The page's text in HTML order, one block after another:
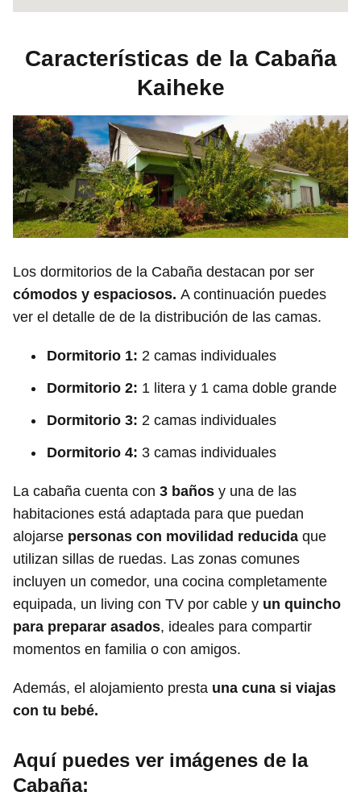
Características de la Cabaña
Kaiheke
Los dormitorios de la Cabaña destacan por ser
cómodos y espaciosos. A continuación puedes
ver el detalle de de la distribución de las camas.
Dormitorio 1: 2 camas individuales
Dormitorio 2: 1 litera y 1 cama doble grande
Dormitorio 3: 2 camas individuales
Dormitorio 4: 3 camas individuales
La cabaña cuenta con 3 baños y una de las
habitaciones está adaptada para que puedan
alojarse personas con movilidad reducida que
utilizan sillas de ruedas. Las zonas comunes
incluyen un comedor, una cocina completamente
equipada, un living con TV por cable y un quincho
para preparar asados, ideales para compartir
momentos en familia o con amigos.
Además, el alojamiento presta una cuna si viajas
con tu bebé.
Aquí puedes ver imágenes de la
Cabaña: